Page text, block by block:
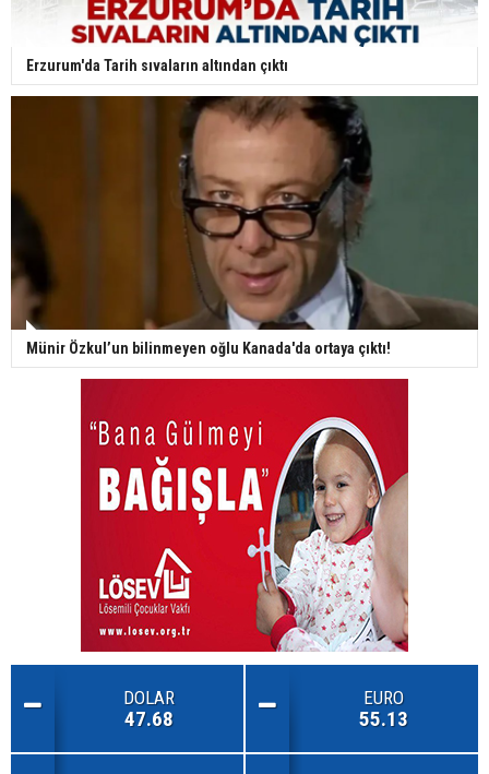
Erzurum'da Tarih sıvaların altından çıktı
Münir Özkul’un bilinmeyen oğlu Kanada'da ortaya çıktı!
DOLAR
47.68
EURO
55.13